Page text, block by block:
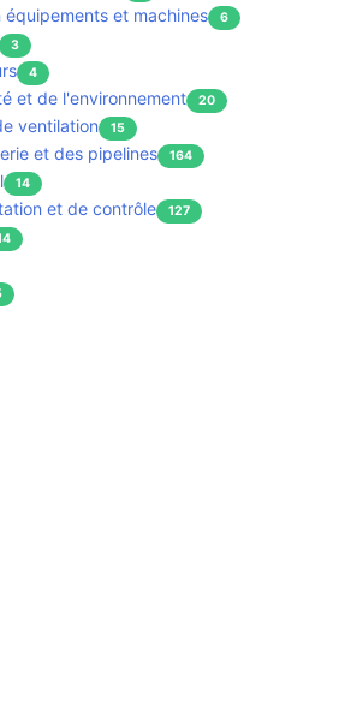
et machines 6
3
4
et de l'environnement 20
ventilation 15
et des pipelines 164
14
et de contrôle 127